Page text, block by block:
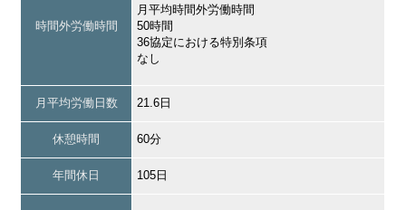
時間外労働時間
月平均時間外労働時間
50時間
36協定における特別条項
なし
月平均労働日数 21.6日
休憩時間 60分
年間休日 105日